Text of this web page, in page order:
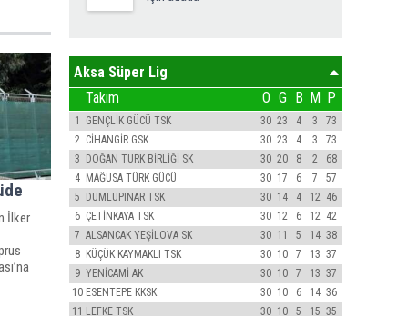
İlker
Aksa Süper Lig
Takım O G B M P
1 GENÇLİK GÜCÜ TSK 30 23 4 3
73
2 CİHANGİR GSK 30 23 4 3
73
3 DOĞAN TÜRK BİRLİĞİ SK 30 20 8 2
68
4 MAĞUSA TÜRK GÜCÜ 30 17 6 7
57
5 DUMLUPINAR TSK 30 14 4 12 46
6 ÇETİNKAYA TSK 30 12 6 12 42
7 ALSANCAK YEŞİLOVA SK 30 11 5 14 38
8 KÜÇÜK KAYMAKLI TSK 30 10 7 13 37
9 YENİCAMİ AK 30 10 7 13 37
10 ESENTEPE KKSK 30 10 6 14 36
11 LEFKE TSK 30 10 5 15 35